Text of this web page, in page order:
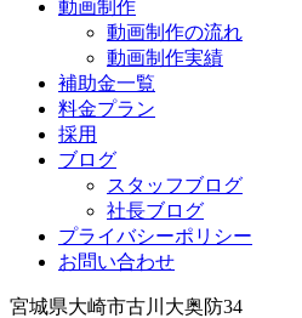
動画制作
動画制作の流れ
動画制作実績
補助金一覧
料金プラン
採用
ブログ
スタッフブログ
社長ブログ
プライバシーポリシー
お問い合わせ
宮城県大崎市古川大奥防34